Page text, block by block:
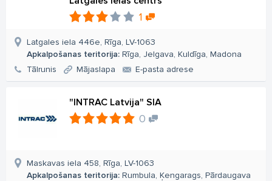
1
Latgales iela 446e, Rīga, LV-1063
Apkalpošanas teritorija: Rīga, Jelgava, Kuldīga, Madona
Tālrunis
Mājaslapa E-pasta adrese
"INTRAC Latvija" SIA
0
Maskavas iela 458, Rīga, LV-1063
Apkalpošanas teritorija: Rumbula, Ķengarags, Pārdaugava